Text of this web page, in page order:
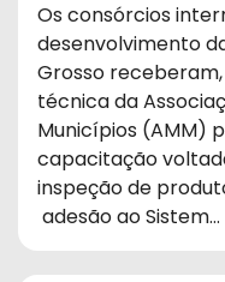
Os consórcios
desenvolvimento
Grosso
técnica da
Municípios (AMM)
capacitação
inspeção de
adesão ao Sistem…